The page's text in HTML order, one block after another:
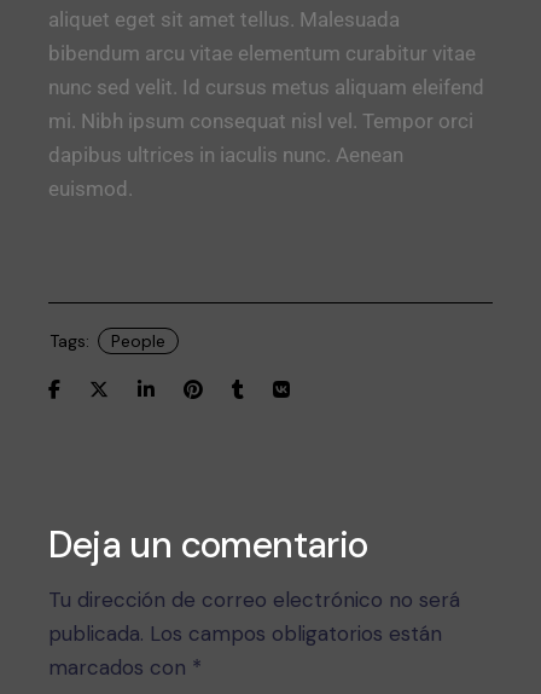
aliquet eget sit amet tellus. Malesuada
bibendum arcu vitae elementum curabitur vitae
nunc sed velit. Id cursus metus aliquam eleifend
mi. Nibh ipsum consequat nisl vel. Tempor orci
dapibus ultrices in iaculis nunc. Aenean
euismod.
Tags: People
Deja un comentario
Tu dirección de correo electrónico no será
publicada. Los campos obligatorios están
marcados con *